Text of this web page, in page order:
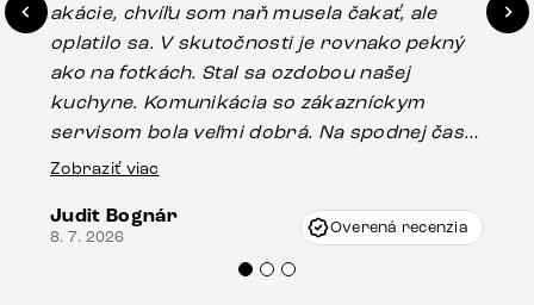
akácie, chvíľu som naň musela čakať, ale
oplatilo sa. V skutočnosti je rovnako pekný
ako na fotkách. Stal sa ozdobou našej
kuchyne. Komunikácia so zákazníckym
servisom bola veľmi dobrá. Na spodnej časti
stola bolo malé poškodenie, pravdepodobne
Vincze pri riešení mojej záležitosti pristúpili
veľmi korektne. Odporúčam produkty Delife
Zobraziť viac
Judit Bognár
8. 7. 2026 Overená recenzia